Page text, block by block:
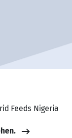
Feeds Nigeria